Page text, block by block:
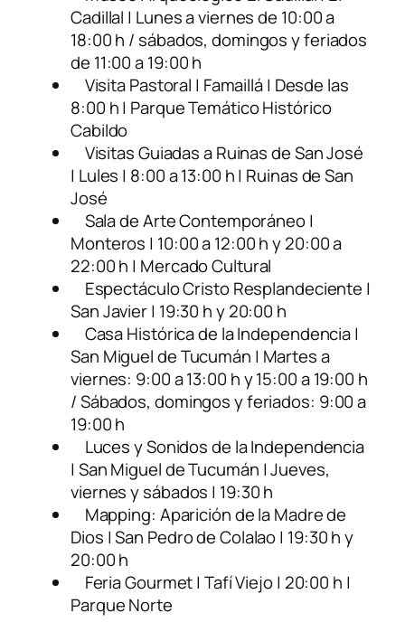
Cadillal | Lunes a viernes de 10:00 a
18:00 h / sábados, domingos y feriados
de 11:00 a 19:00 h
Visita Pastoral | Famaillá | Desde las
8:00 h | Parque Temático Histórico
Cabildo
Visitas Guiadas a Ruinas de San José
| Lules | 8:00 a 13:00 h | Ruinas de San
José
Sala de Arte Contemporáneo |
Monteros | 10:00 a 12:00 h y 20:00 a
22:00 h | Mercado Cultural
Espectáculo Cristo Resplandeciente |
San Javier | 19:30 h y 20:00 h
Casa Histórica de la Independencia |
San Miguel de Tucumán | Martes a
viernes: 9:00 a 13:00 h y 15:00 a 19:00 h
/ Sábados, domingos y feriados: 9:00 a
19:00 h
Luces y Sonidos de la Independencia
| San Miguel de Tucumán | Jueves,
viernes y sábados | 19:30 h
Mapping: Aparición de la Madre de
Dios | San Pedro de Colalao | 19:30 h y
20:00 h
Feria Gourmet | Tafí Viejo | 20:00 h |
Parque Norte